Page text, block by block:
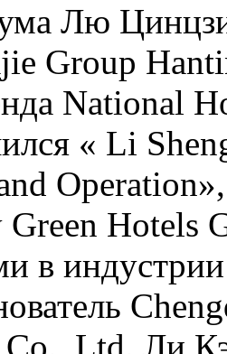
Лю
Group
National
« Li
Green Hotels
в
Ltd. Ли